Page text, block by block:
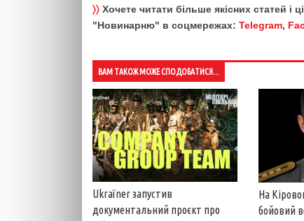
〉〉 Хочете читати більше якісних статей і
"Новинарню" в соцмережах: Telegram,
ВАМ ТАКОЖ МОЖЕ СПОДОБАТИСЯ...
Ukraїner запустив
документальний проєкт про
На
бойовий